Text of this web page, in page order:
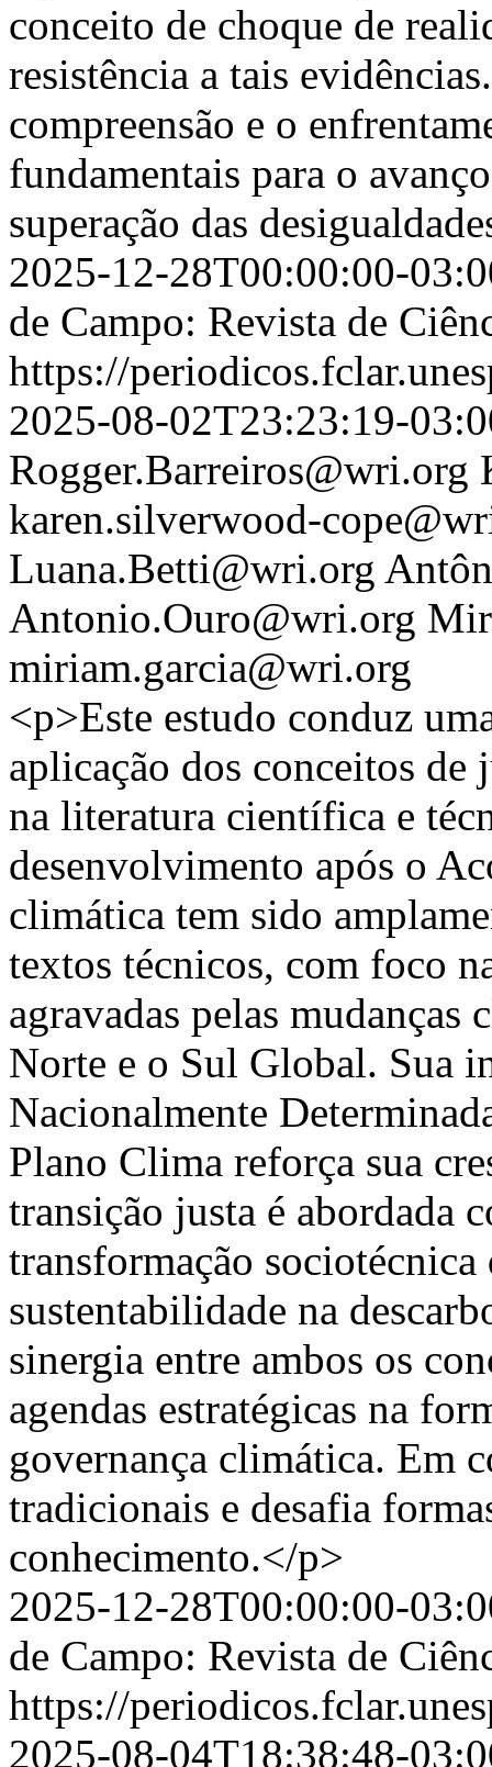
conceito de choque de
resistência a tais
compreensão e o
fundamentais para o
superação das
2025-12-28T00:00:00-
de Campo: Revista de
https://
2025-08-02T23:23:19-
Rogger.Barreiros@wri.org
karen.silverwood-
Luana.Betti@wri.org
Antonio.Ouro@wri.org
miriam.garcia@wri.org
<p>Este estudo conduz
aplicação dos conceitos
na literatura científica e
desenvolvimento após o
climática tem sido
textos técnicos, com foco
agravadas pelas mudanças
Norte e o Sul Global. Sua
Nacionalmente
Plano Clima reforça sua
transição justa é abordada
transformação
sustentabilidade na
sinergia entre ambos os
agendas estratégicas na
governança climática. Em
tradicionais e desafia
conhecimento.</p>
2025-12-28T00:00:00-
de Campo: Revista de
https://
2025-08-04T18:38:48-